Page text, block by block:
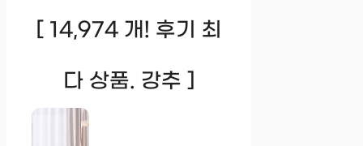
[ 14,974 개! 후기 최
다 상품. 강추 ]